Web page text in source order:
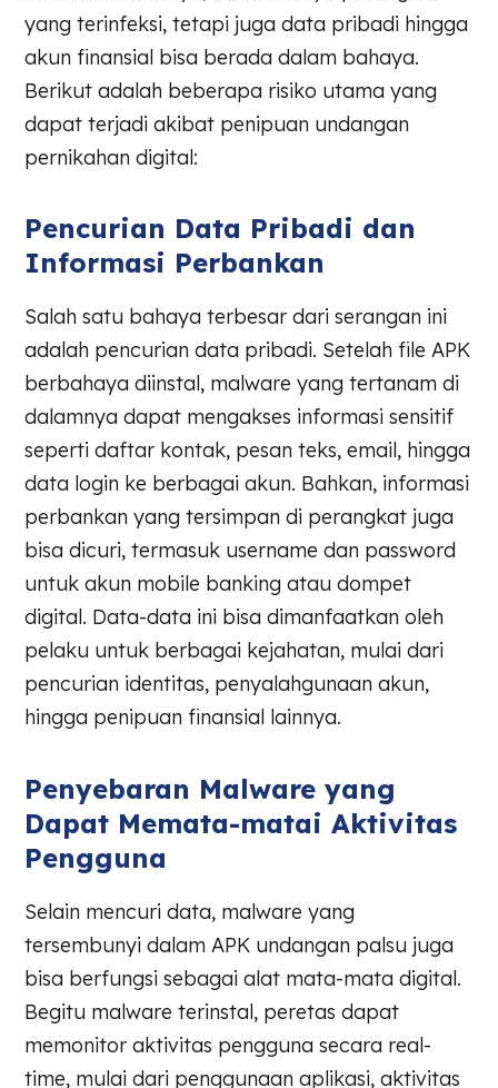
yang terinfeksi, tetapi juga data pribadi hingga
akun finansial bisa berada dalam bahaya.
Berikut adalah beberapa risiko utama yang
dapat terjadi akibat penipuan undangan
pernikahan digital:
Pencurian Data Pribadi dan
Informasi Perbankan
Salah satu bahaya terbesar dari serangan ini
adalah pencurian data pribadi. Setelah file APK
berbahaya diinstal, malware yang tertanam di
dalamnya dapat mengakses informasi sensitif
seperti daftar kontak, pesan teks, email, hingga
data login ke berbagai akun. Bahkan, informasi
perbankan yang tersimpan di perangkat juga
bisa dicuri, termasuk username dan password
untuk akun mobile banking atau dompet
digital. Data-data ini bisa dimanfaatkan oleh
pelaku untuk berbagai kejahatan, mulai dari
pencurian identitas, penyalahgunaan akun,
hingga penipuan finansial lainnya.
Penyebaran Malware yang
Dapat Memata-matai Aktivitas
Pengguna
Selain mencuri data, malware yang
tersembunyi dalam APK undangan palsu juga
bisa berfungsi sebagai alat mata-mata digital.
Begitu malware terinstal, peretas dapat
memonitor aktivitas pengguna secara real-
time, mulai dari penggunaan aplikasi, aktivitas